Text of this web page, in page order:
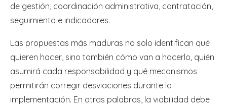
de gestión, coordinación administrativa, contratación,
seguimiento e indicadores.
Las propuestas más maduras no solo identifican qué
quieren hacer, sino también cómo van a hacerlo, quién
asumirá cada responsabilidad y qué mecanismos
permitirán corregir desviaciones durante la
implementación. En otras palabras, la viabilidad debe